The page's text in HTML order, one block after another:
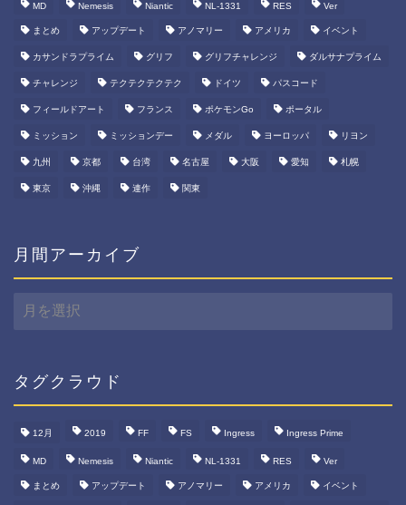
MD Nemesis Niantic NL-1331 RES Ver
まとめ アップデート アノマリー アメリカ イベント
カサンドラプライム グリフ グリフチャレンジ ダルサナプライム
チャレンジ テクテクテクテク ドイツ パスコード
フィールドアート フランス ポケモンGo ポータル
ミッション ミッションデー メダル ヨーロッパ リヨン
九州 京都 台湾 名古屋 大阪 愛知 札幌
東京 沖縄 連作 関東
月間アーカイブ
間
カ
タグクラウド
12月 2019 FF FS Ingress Ingress Prime
MD Nemesis Niantic NL-1331 RES Ver
まとめ アップデート アノマリー アメリカ イベント